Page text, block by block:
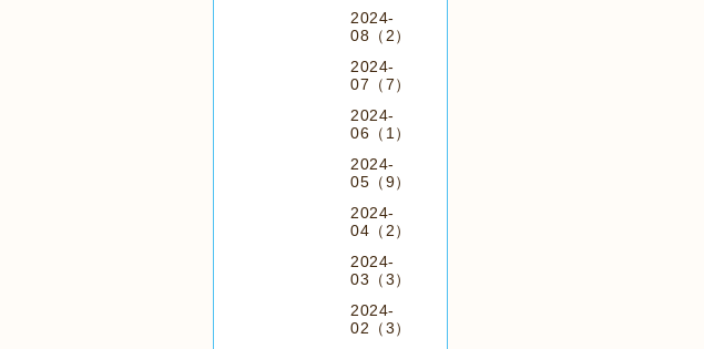
2024-
08（2）
2024-
07（7）
2024-
06（1）
2024-
05（9）
2024-
04（2）
2024-
03（3）
2024-
02（3）